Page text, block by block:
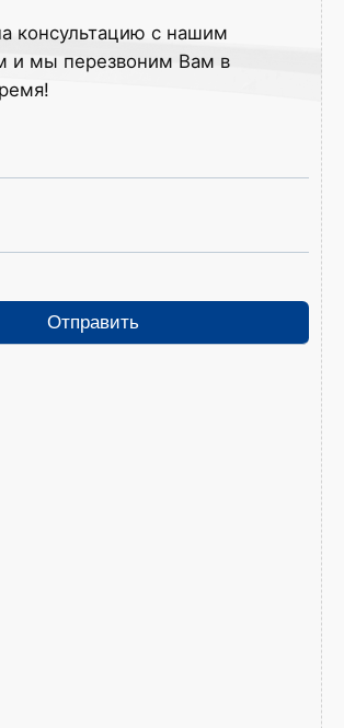
консультацию с нашим
и мы перезвоним Вам в